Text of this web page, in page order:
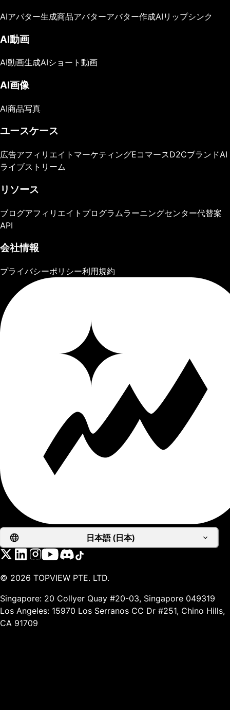
AIアバター生成商品アバターアバター作成AIリップシンク
AI動画
AI動画生成AIショート動画
AI画像
AI商品写真
ユースケース
広告アフィリエイトマーケティングEコマースD2CブランドAI
ライブストリーム
リソース
ブログアフィリエイトプログラムラーニングセンター代替案
API
会社情報
プライバシーポリシー利用規約
日本語 (日本)
© 2026 TOPVIEW PTE. LTD.
Singapore: 20 Collyer Quay #20-03, Singapore 049319
Los Angeles: 15970 Los Serranos CC Dr #251, Chino Hills,
CA 91709